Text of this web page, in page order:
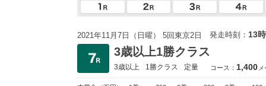
2021年11月7日（日曜） 5回東京2日 発走時刻： 13
3歳以上1勝クラス
3歳以上 1勝クラス 定量 コース： 1,400